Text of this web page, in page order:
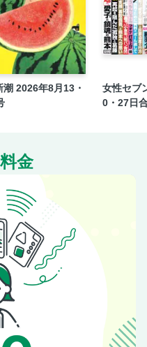
ざ波を！」
始 エンタメ完全ガイド
本当に頼れる病院 乳がん
リ〟との縁つないでくれ
フェッショナル！」
画の女性は別人です」／ア
い」9年前の壮絶手術
「わいせつ動画」拡散疑
照らす初日の出
別公開！
ハッピーで駆け抜けよう！
代目S4
目線 IN ソウル』に密着！
潮 2026年8月13・
女性セブ
0・27日
金